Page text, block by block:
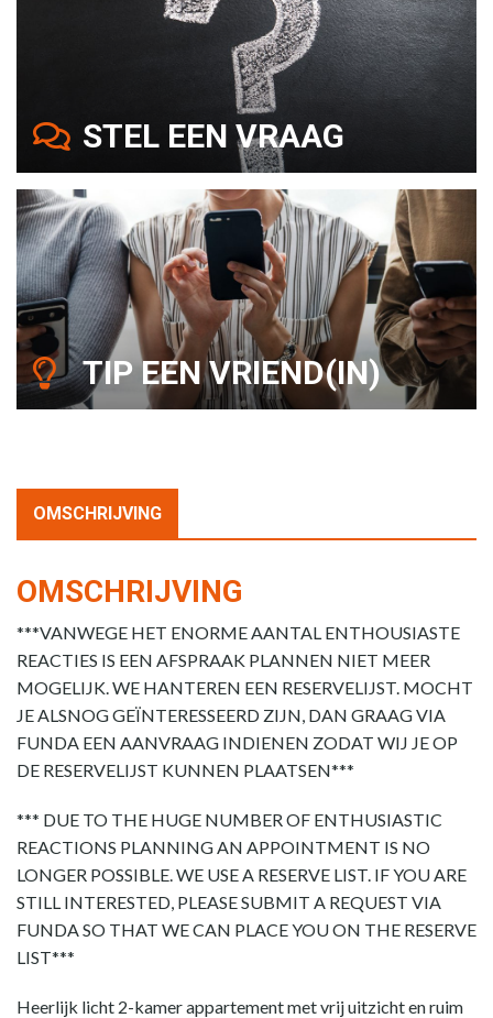
STEL EEN VRAAG
TIP EEN VRIEND(IN)
OMSCHRIJVING
OMSCHRIJVING
***VANWEGE HET ENORME AANTAL ENTHOUSIASTE
REACTIES IS EEN AFSPRAAK PLANNEN NIET MEER
MOGELIJK. WE HANTEREN EEN RESERVELIJST. MOCHT
JE ALSNOG GEÏNTERESSEERD ZIJN, DAN GRAAG VIA
FUNDA EEN AANVRAAG INDIENEN ZODAT WIJ JE OP
DE RESERVELIJST KUNNEN PLAATSEN***
*** DUE TO THE HUGE NUMBER OF ENTHUSIASTIC
REACTIONS PLANNING AN APPOINTMENT IS NO
LONGER POSSIBLE. WE USE A RESERVE LIST. IF YOU ARE
STILL INTERESTED, PLEASE SUBMIT A REQUEST VIA
FUNDA SO THAT WE CAN PLACE YOU ON THE RESERVE
LIST***
Heerlijk licht 2-kamer appartement met vrij uitzicht en ruim